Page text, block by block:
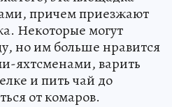
причем приезжают
Некоторые могут
но им больше нравится
яхтсменами, варить
и пить чай до
от комаров.